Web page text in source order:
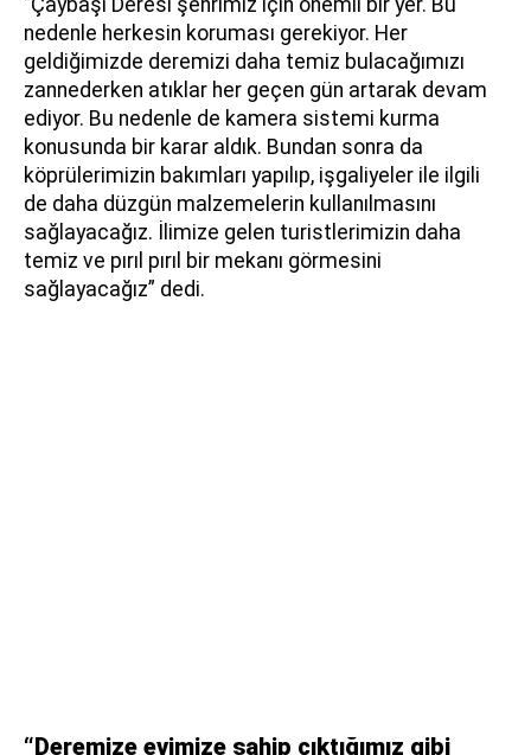
nedenle herkesin koruması gerekiyor. Her
geldiğimizde deremizi daha temiz bulacağımızı
zannederken atıklar her geçen gün artarak devam
ediyor. Bu nedenle de kamera sistemi kurma
konusunda bir karar aldık. Bundan sonra da
köprülerimizin bakımları yapılıp, işgaliyeler ile ilgili
de daha düzgün malzemelerin kullanılmasını
sağlayacağız. İlimize gelen turistlerimizin daha
temiz ve pırıl pırıl bir mekanı görmesini
sağlayacağız” dedi.
“Deremize evimize sahip çıktığımız gibi